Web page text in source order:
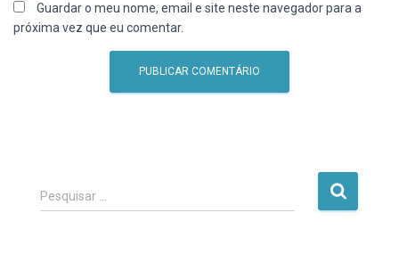
Guardar o meu nome, email e site neste navegador para a
próxima vez que eu comentar.
P
e
Pesquisar …